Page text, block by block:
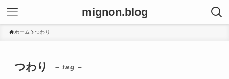
mignon.blog
ホーム つわり
つわり – tag –